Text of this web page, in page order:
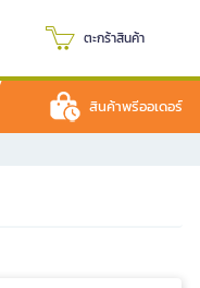
ตะกร้าสินค้า
สินค้าพรีออเดอร์